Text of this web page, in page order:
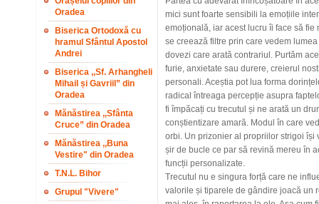
Oradea
Biserica Ortodoxă cu
hramul Sfântul Apostol
Andrei
Biserica ,,Sf. Arhangheli
Mihail și Gavriil” din
Oradea
Mănăstirea ,,Sfânta
Cruce” din Oradea
Mănăstirea ,,Buna
Vestire" din Oradea
T.N.L. Bihor
Grupul "Vivere"
mici sunt foarte sensibili la emoțiile
emoțională, iar acest lucru îi face să fie
se creează filtre prin care vedem
dovezi care arată contrariul. Purtăm
furie, anxietate sau durere, creierul
personali. Aceștia pot lua forma
radical întreaga percepție asupra
fi împăcați cu trecutul și ne arată un
conștientizare amară. Modul în care
orbi. Un prizonier al propriilor strigoi își
șir de bucle ce par să revină mereu în
funcții personalizate.
Trecutul nu e singura forță care ne
valorile și tiparele de gândire joacă un